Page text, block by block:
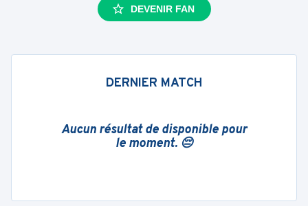
DEVENIR FAN
DERNIER MATCH
Aucun résultat de disponible pour
le moment. 😔